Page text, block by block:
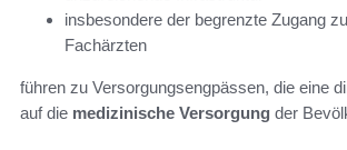
insbesondere der begrenzte Zugang
Fachärzten
führen zu Versorgungsengpässen, die eine
auf die medizinische Versorgung der